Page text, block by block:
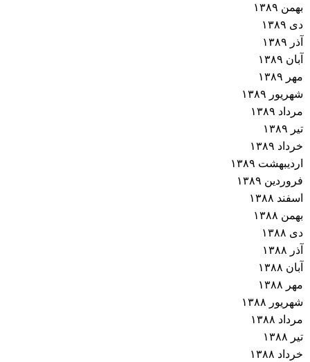
بهمن ۱۳۸۹
دی ۱۳۸۹
آذر ۱۳۸۹
آبان ۱۳۸۹
مهر ۱۳۸۹
شهریور ۱۳۸۹
مرداد ۱۳۸۹
تیر ۱۳۸۹
خرداد ۱۳۸۹
اردیبهشت ۱۳۸۹
فروردین ۱۳۸۹
اسفند ۱۳۸۸
بهمن ۱۳۸۸
دی ۱۳۸۸
آذر ۱۳۸۸
آبان ۱۳۸۸
مهر ۱۳۸۸
شهریور ۱۳۸۸
مرداد ۱۳۸۸
تیر ۱۳۸۸
خرداد ۱۳۸۸